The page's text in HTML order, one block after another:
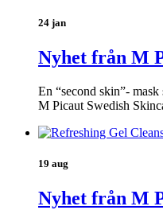
24 jan
Nyhet från M
En “second skin”-
M Picaut Swedish
19 aug
Nyhet från M